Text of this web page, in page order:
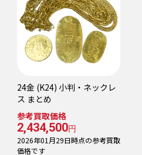
24金 (K24) 小判・ネックレ
ス まとめ
参考買取価格
2,434,500円
2026年01月29日時点の参考買取
価格です